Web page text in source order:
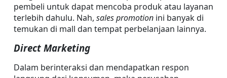
pembeli untuk dapat mencoba produk atau layanan
terlebih dahulu. Nah, sales promotion ini banyak di
temukan di mall dan tempat perbelanjaan lainnya.
Direct Marketing
Dalam berinteraksi dan mendapatkan respon